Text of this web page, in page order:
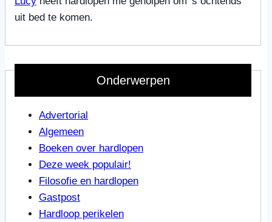
uit bed te komen.
Onderwerpen
Advertorial
Algemeen
Boeken over hardlopen
Deze week populair!
Filosofie en hardlopen
Gastpost
Hardloop perikelen